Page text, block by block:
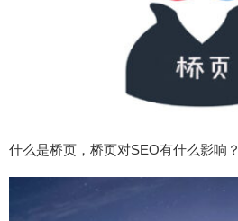
什么是桥页，桥页对SEO有什么影响？